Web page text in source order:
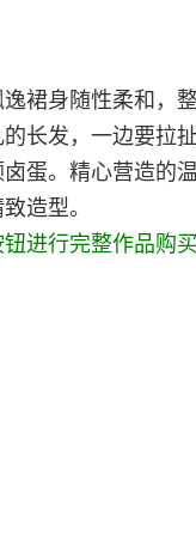
裙身随性柔和，
长发，一边要拉
蛋。精心营造的
造型。
进行完整作品购